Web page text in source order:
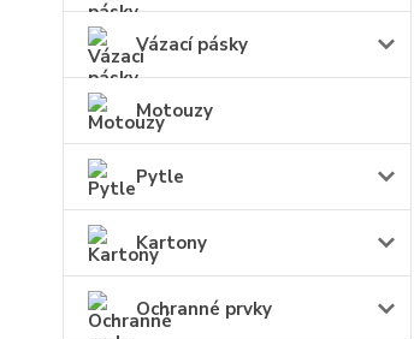
Vázací pásky
Motouzy
Pytle
Kartony
Ochranné prvky